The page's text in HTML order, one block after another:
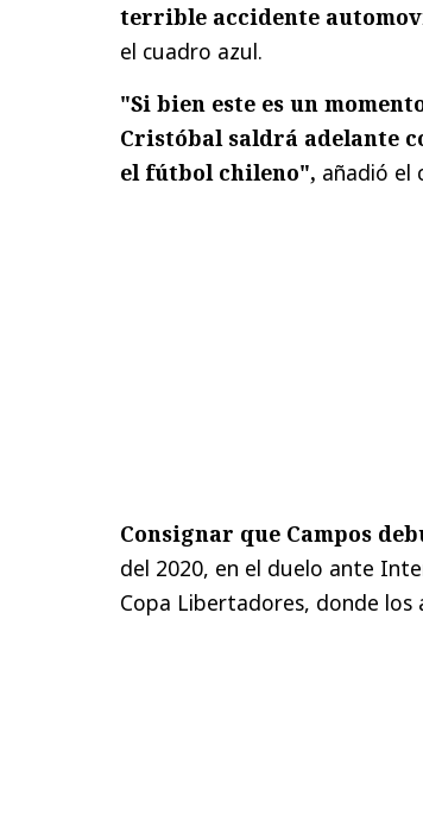
terrible accidente
el cuadro azul.
"Si bien este es un
Cristóbal saldrá adelante
el fútbol chileno", añadió el
Consignar que Campos
del 2020, en el duelo ante
Copa Libertadores, donde los